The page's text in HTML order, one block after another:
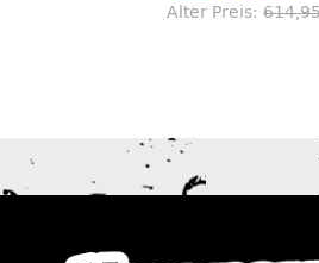
Alter Preis: